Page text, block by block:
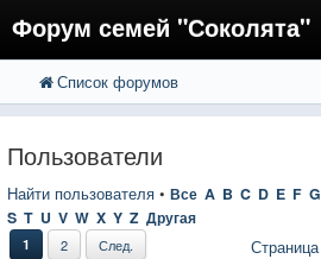
Форум семей "Соколята"
FAQ
Вход
Список форумов
Пользователи
Найти пользователя • Все A B C D E F G
S T U V W X Y Z Другая
1 2 След. Страница